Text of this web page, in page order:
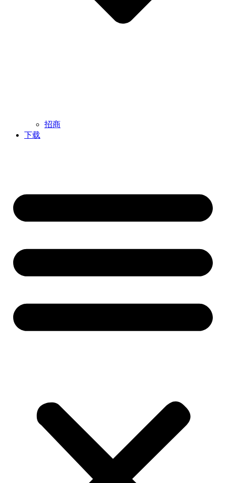
招商
下载